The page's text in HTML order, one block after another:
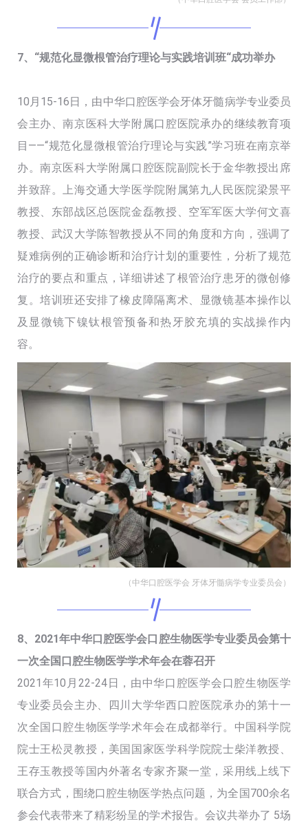
7、“规范化显微根管治疗理论与实践培训班“成功举办
10月15-16日，由中华口腔医学会牙体牙髓病学专业委员
会主办、南京医科大学附属口腔医院承办的继续教育项
目——“规范化显微根管治疗理论与实践”学习班在南京举
办。南京医科大学附属口腔医院副院长于金华教授出席
并致辞。上海交通大学医学院附属第九人民医院梁景平
教授、东部战区总医院金磊教授、空军军医大学何文喜
教授、武汉大学陈智教授从不同的角度和方向，强调了
疑难病例的正确诊断和治疗计划的重要性，分析了规范
治疗的要点和重点，详细讲述了根管治疗患牙的微创修
复。培训班还安排了橡皮障隔离术、显微镜基本操作以
及显微镜下镍钛根管预备和热牙胶充填的实战操作内
容。
（中华口腔医学会 牙体牙髓病学专业委员会）
8、2021年中华口腔医学会口腔生物医学专业委员会第十
一次全国口腔生物医学学术年会在蓉召开
2021年10月22-24日，由中华口腔医学会口腔生物医学
专业委员会主办、四川大学华西口腔医院承办的第十一
次全国口腔生物医学学术年会在成都举行。中国科学院
院士王松灵教授，美国国家医学科学院院士柴洋教授、
王存玉教授等国内外著名专家齐聚一堂，采用线上线下
联合方式，围绕口腔生物医学热点问题，为全国700余名
参会代表带来了精彩纷呈的学术报告。会议共举办了 5场